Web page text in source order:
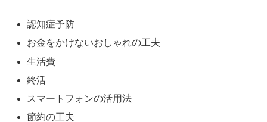
認知症予防
お金をかけないおしゃれの工夫
生活費
終活
スマートフォンの活用法
節約の工夫